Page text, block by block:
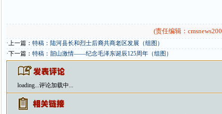
(责任编辑：
·上一篇： 特稿：陆河县长和烈士后裔共商老区发展（组图）
·下一篇： 特稿：韶山激情——纪念毛泽东诞辰125周年（组图）
loading...评论加载中...